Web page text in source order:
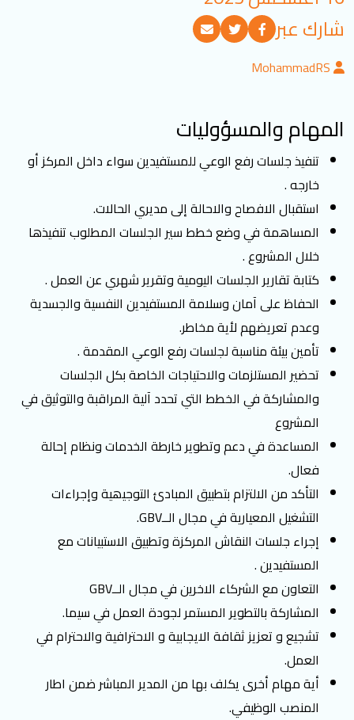
تسجيل الدخول
العربية
تابعنا
شارك عبر
MohammadRS
المهام والمسؤوليات
تنفيذ جلسات رفع الوعي للمستفيدين سواء داخل المركز أو
خارجه .
استقبال الافصاح والاحالة إلى مديري الحالات.
المساهمة في وضع خطط سير الجلسات المطلوب تنفيذها
خلال المشروع .
كتابة تقارير الجلسات اليومية وتقرير شهري عن العمل .
الحفاظ على آمان وسلامة المستفيدين النفسية والجسدية
وعدم تعريضهم لأية مخاطر.
تأمين بيئة مناسبة لجلسات رفع الوعي المقدمة .
تحضير المستلزمات والاحتياجات الخاصة بكل الجلسات
والمشاركة في الخطط التي تحدد آلية المراقبة والتوثيق في
المشروع
اﻟﻤﺴﺎﻋﺪة ﻓﻲ دﻋﻢ وﺗﻄﻮﯾﺮ ﺧﺎرطة اﻟﺨﺪﻣﺎت وﻧﻈﺎم إﺣﺎﻟﺔ
ﻓﻌﺎل.
اﻟﺘﺄﻛﺪ ﻣﻦ اﻻﻟﺘﺰام ﺑﺘﻄﺒﯿﻖ اﻟﻤﺒﺎدئ اﻟﺘﻮﺟﯿﮭﯿﺔ وإﺟﺮاءات
اﻟﺘﺸﻐﯿﻞ اﻟﻤﻌﯿﺎرﯾﺔ ﻓﻲ ﻣﺠﺎل الــGBV.
إﺟﺮاء جلسات النقاش المركزة وتطبيق الاستبيانات مع
المستفيدين .
اﻟﺘﻌﺎون ﻣﻊ اﻟﺸﺮﻛﺎء اﻻﺧﺮﯾﻦ ﻓﻲ ﻣﺠﺎل الــGBV
المشاركة بالتطوير المستمر لجودة العمل في سيما.
تشجيع و تعزيز ثقافة الايجابية و الاحترافية والاحترام في
العمل.
أية مهام أخرى يكلف بها من المدير المباشر ضمن اطار
المنصب الوظيفي.